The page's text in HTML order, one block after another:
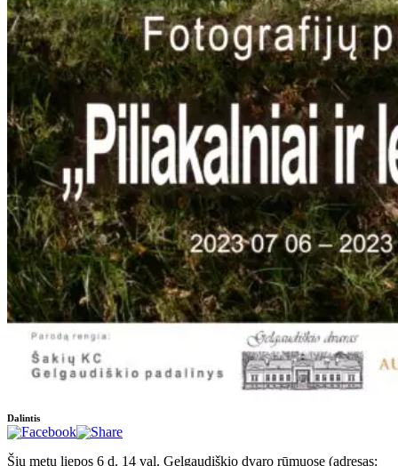
Dalintis
Šių metų liepos 6 d. 14 val. Gelgaudiškio dvaro rūmuose (adresas: